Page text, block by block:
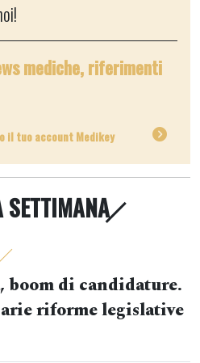
mediche, riferimenti
il tuo account Medikey
SETTIMANA
di candidature.
riforme legislative